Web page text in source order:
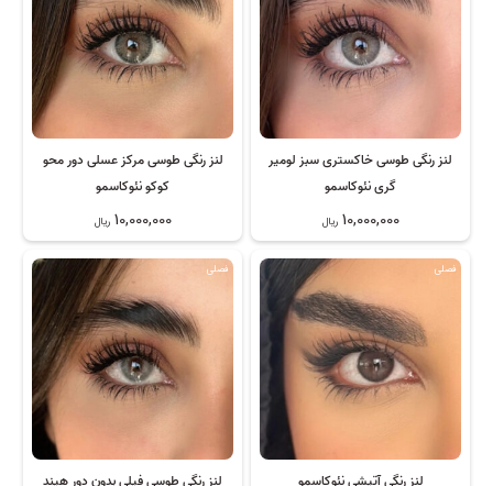
لنز رنگی طوسی خاکستری سبز لومیر
گری نئوکاسمو
10,000,000 ریال
لنز رنگی طوسی مرکز عسلی دور محو
کوکو نئوکاسمو
10,000,000 ریال
لنز رنگی آتیشی نئوکاسمو
فصلی
لنز رنگی طوسی فیلی بدون دور هیند
فصلی